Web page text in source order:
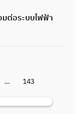
มต่อระบบไฟฟ้า
…
143